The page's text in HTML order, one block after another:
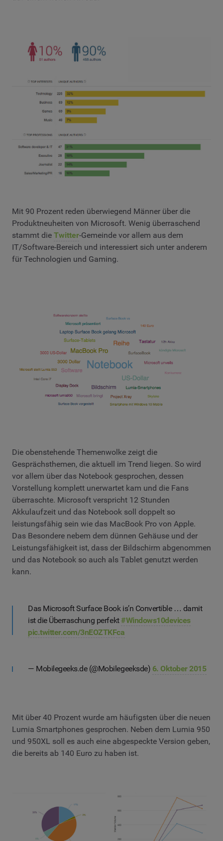
Mit 90 Prozent reden überwiegend Männer über die
Produktneuheiten von Microsoft. Wenig überraschend
stammt die Twitter-Gemeinde vor allem aus dem
IT/Software-Bereich und interessiert sich unter anderem
für Technologien und Gaming.
Die obenstehende Themenwolke zeigt die
Gesprächsthemen, die aktuell im Trend liegen. So wird
vor allem über das Notebook gesprochen, dessen
Vorstellung komplett unerwartet kam und die Fans
überraschte. Microsoft verspricht 12 Stunden
Akkulaufzeit und das Notebook soll doppelt so
leistungsfähig sein wie das MacBook Pro von Apple.
Das Besondere nebem dem dünnen Gehäuse und der
Leistungsfähigkeit ist, dass der Bildschirm abgenommen
und das Notebook so auch als Tablet genutzt werden
kann.
Das Microsoft Surface Book is’n Convertible … damit
ist die Überraschung perfekt#Windows10devices
pic.twitter.com/3nEOZTKFca
— Mobilegeeks.de (@Mobilegeeksde) 6. Oktober 2015
Mit über 40 Prozent wurde am häufigsten über die neuen
Lumia Smartphones gesprochen. Neben dem Lumia 950
und 950XL soll es auch eine abgespeckte Version geben,
die bereits ab 140 Euro zu haben ist.